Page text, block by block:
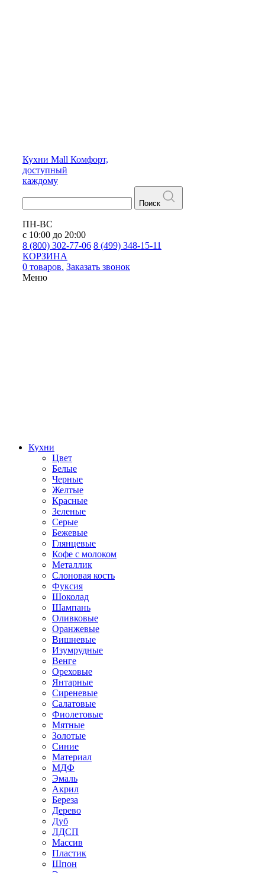
Кухни Mall Комфорт,
доступный
каждому
Поиск
ПН-ВС
с 10:00 до 20:00
8 (800) 302-77-06 8 (499) 348-15-11
КОРЗИНА
0 товаров. Заказать звонок
Меню
Кухни
Цвет
Белые
Черные
Желтые
Красные
Зеленые
Серые
Бежевые
Глянцевые
Кофе с молоком
Металлик
Слоновая кость
Фуксия
Шоколад
Шампань
Оливковые
Оранжевые
Вишневые
Изумрудные
Венге
Ореховые
Янтарные
Сиреневые
Салатовые
Фиолетовые
Мятные
Золотые
Синие
Материал
МДФ
Эмаль
Акрил
Береза
Дерево
Дуб
ЛДСП
Массив
Пластик
Шпон